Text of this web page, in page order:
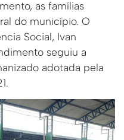
as famílias
do município. O
Social, Ivan
seguiu a
adotada pela